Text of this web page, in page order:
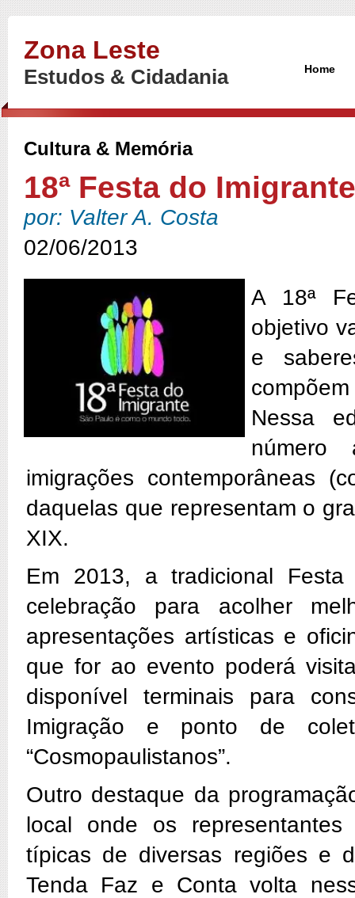
Zona Leste
Estudos & Cidadania Home
Cultura & Memória
18ª Festa do Imigrante
por: Valter A. Costa
02/06/2013
A 18ª
objetivo
e
Nessa
número
imigrações contemporâneas
daquelas que representam o
XIX.
Em 2013, a tradicional
celebração para acolher
apresentações artísticas e
que for ao evento poderá
disponível terminais para
Imigração e ponto de
“Cosmopaulistanos”.
Outro destaque da
local onde os
típicas de diversas regiões e
Tenda Faz e Conta volta